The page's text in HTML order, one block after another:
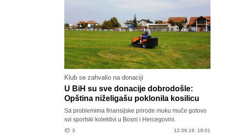
Klub se zahvalio na donaciji
U BiH su sve donacije dobrodošle:
Opština niželigašu poklonila kosilicu
Sa problemima finansijske prirode muku muče gotovo
svi sportski kolektivi u Bosni i Hercegovini.
3 12.09.19. 18:01